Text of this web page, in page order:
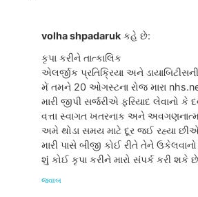
volha shpadaruk કહે છે:
કૃપા કરીને તાત્કાલિક
એલર્જીક પ્રતિક્રિયા અને
મેં તમને 20 ઓગસ્ટના રોજ મારા
મારી જીપી સર્જરીએ ફરિયાદ લેવાનો
વત્તા સ્વાગત ખતરનાક અને
અમે થોડા સમય માટે દૂર જઈ રહ્યા
મારી પાસે બીજી કોઈ રીતે તેને
શું કોઈ કૃપા કરીને મારો સંપર્ક કરી
જવાબ